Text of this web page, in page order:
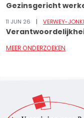
Gezinsgericht
11 JUN 26 VERWEY-
MEER ONDERZOEKEN